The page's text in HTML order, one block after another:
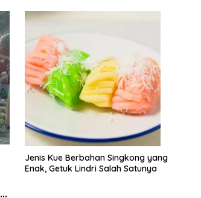
Jenis Kue Berbahan Singkong yang
Enak, Getuk Lindri Salah Satunya